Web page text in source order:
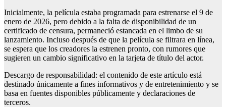
Inicialmente, la película estaba programada para estrenarse el 9 de
enero de 2026, pero debido a la falta de disponibilidad de un
certificado de censura, permaneció estancada en el limbo de su
lanzamiento. Incluso después de que la película se filtrara en línea,
se espera que los creadores la estrenen pronto, con rumores que
sugieren un cambio significativo en la tarjeta de título del actor.
Descargo de responsabilidad: el contenido de este artículo está
destinado únicamente a fines informativos y de entretenimiento y se
basa en fuentes disponibles públicamente y declaraciones de
terceros.